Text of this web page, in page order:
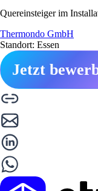
Quereinsteiger im
Thermondo GmbH
Standort: Essen
Jetzt